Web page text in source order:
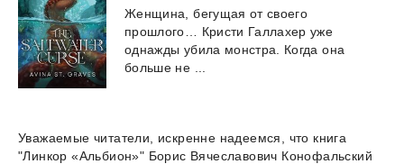
Женщина, бегущая от своего
прошлого… Кристи Галлахер уже
однажды убила монстра. Когда она
больше не ...
Уважаемые читатели, искренне надеемся, что книга
"Линкор «Альбион»" Борис Вячеславович Конофальский